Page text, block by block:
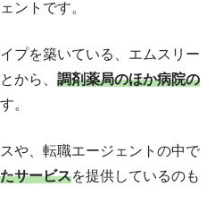
ントです。
プを築いている、エムスリー
から、 調剤薬局のほか病院の
。
や、転職エージェントの中で
サービスを提供しているのも